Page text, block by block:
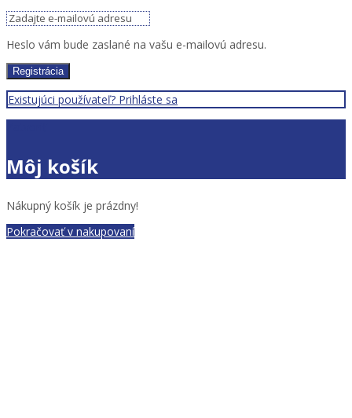
Heslo vám bude zaslané na vašu e-mailovú adresu.
Registrácia
Existujúci používateľ? Prihláste sa
Môj košík
Nákupný košík je prázdny!
Pokračovať v nakupovaní